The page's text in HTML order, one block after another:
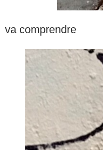
va comprendre